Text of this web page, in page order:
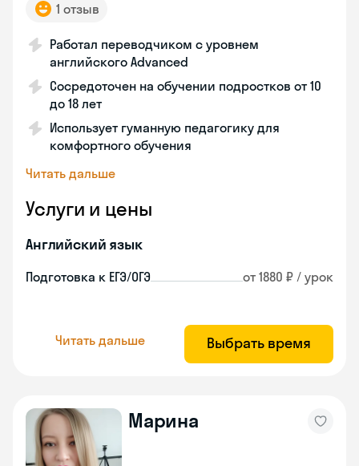
1 отзыв
Работал переводчиком с уровнем
английского Advanced
Сосредоточен на обучении подростков от 10
до 18 лет
Использует гуманную педагогику для
комфортного обучения
Читать дальше
Услуги и цены
Английский язык
Подготовка к ЕГЭ/ОГЭ от 1880 ₽ / урок
Читать дальше Выбрать время
Марина